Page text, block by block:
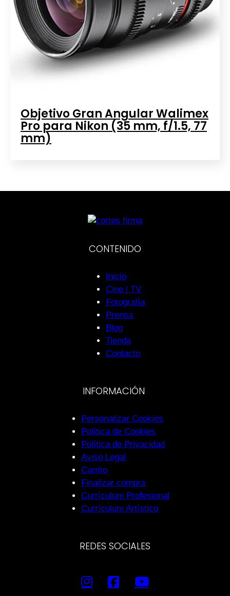
Objetivo Gran Angular Walimex
Pro para Nikon (35 mm, f/1.5, 77
mm)
CONTENIDO
Inicio
Cine | TV
Fotografía
Prensa
Blog
Tienda
Contacto
INFORMACIÓN
Personalizar Cookies
Política de Cookies
Política de Privacidad
Aviso Legal
Carrito
Finalizar compra
Currículum Profesional
Currículum Artístico
REDES SOCIALES